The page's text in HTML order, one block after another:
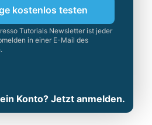
kostenlos testen
Tutorials Newsletter ist jeder
in einer E-Mail des
Konto? Jetzt anmelden.